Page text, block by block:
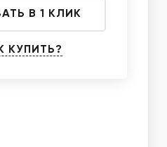
В 1 КЛИК
КУПИТЬ?